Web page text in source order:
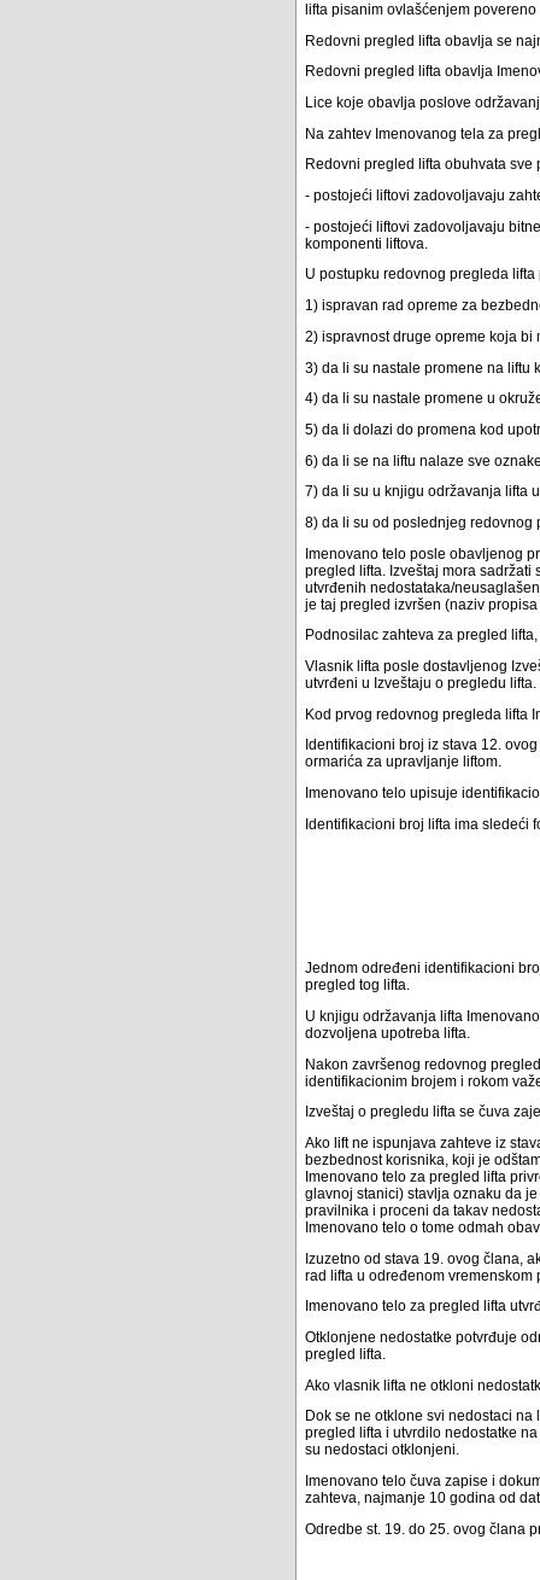
lifta pisanim ovlašćenjem
Redovni pregled lifta obavlja se
Redovni pregled lifta obavlja
Lice koje obavlja poslove
Na zahtev Imenovanog tela za
Redovni pregled lifta obuhvata
- postojeći liftovi zadovoljavaju
- postojeći liftovi zadovoljavaju
komponenti liftova.
U postupku redovnog pregleda lifta
1) ispravan rad opreme za
2) ispravnost druge opreme koja bi
3) da li su nastale promene na liftu
4) da li su nastale promene u
5) da li dolazi do promena kod
6) da li se na liftu nalaze sve
7) da li su u knjigu održavanja lifta
8) da li su od poslednjeg redovnog
Imenovano telo posle obavljenog
pregled lifta. Izveštaj mora
utvrđenih nedostataka/
je taj pregled izvršen (naziv
Podnosilac zahteva za pregled
Vlasnik lifta posle dostavljenog
utvrđeni u Izveštaju o pregledu lifta.
Kod prvog redovnog pregleda lifta
Identifikacioni broj iz stava 12.
ormarića za upravljanje liftom.
Imenovano telo upisuje
Identifikacioni broj lifta ima sledeći
Jednom određeni identifikacioni
pregled tog lifta.
U knjigu održavanja lifta
dozvoljena upotreba lifta.
Nakon završenog redovnog
identifikacionim brojem i rokom
Izveštaj o pregledu lifta se čuva
Ako lift ne ispunjava zahteve iz
bezbednost korisnika, koji je
Imenovano telo za pregled lifta
glavnoj stanici) stavlja oznaku da
pravilnika i proceni da takav
Imenovano telo o tome odmah
Izuzetno od stava 19. ovog člana,
rad lifta u određenom
Imenovano telo za pregled lifta
Otklonjene nedostatke potvrđuje
pregled lifta.
Ako vlasnik lifta ne otkloni
Dok se ne otklone svi nedostaci
pregled lifta i utvrdilo nedostatke
su nedostaci otklonjeni.
Imenovano telo čuva zapise i
zahteva, najmanje 10 godina od
Odredbe st. 19. do 25. ovog člana